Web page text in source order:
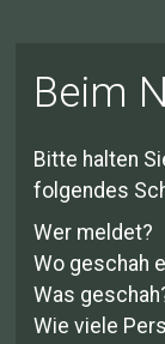
Beim
Bitte halten
folgendes
Wer meldet?
Wo geschah
Was
Wie viele